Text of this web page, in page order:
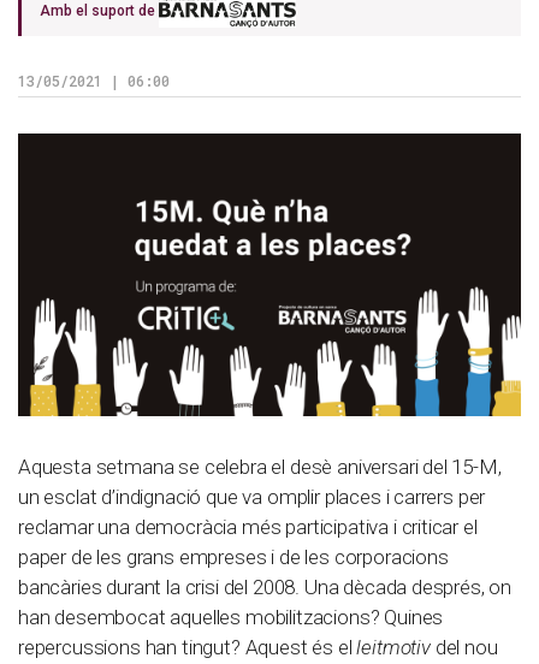
Amb el suport de
13/05/2021 | 06:00
Aquesta setmana se celebra el desè aniversari del 15-M,
un esclat d’indignació que va omplir places i carrers per
reclamar una democràcia més participativa i criticar el
paper de les grans empreses i de les corporacions
bancàries durant la crisi del 2008. Una dècada després, on
han desembocat aquelles mobilitzacions? Quines
repercussions han tingut? Aquest és elleitmotivdel nou